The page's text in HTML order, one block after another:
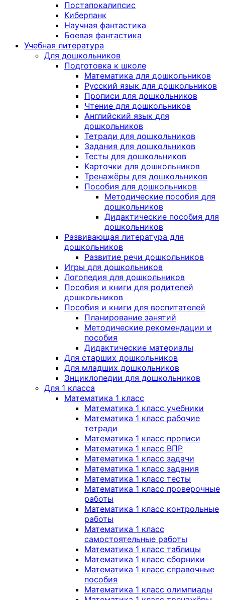
Постапокалипсис
Киберпанк
Научная фантастика
Боевая фантастика
Учебная литература
Для дошкольников
Подготовка к школе
Математика для дошкольников
Русский язык для дошкольников
Прописи для дошкольников
Чтение для дошкольников
Английский язык для
дошкольников
Тетради для дошкольников
Задания для дошкольников
Тесты для дошкольников
Карточки для дошкольников
Тренажёры для дошкольников
Пособия для дошкольников
Методические пособия для
дошкольников
Дидактические пособия для
дошкольников
Развивающая литература для
дошкольников
Развитие речи дошкольников
Игры для дошкольников
Логопедия для дошкольников
Пособия и книги для родителей
дошкольников
Пособия и книги для воспитателей
Планирование занятий
Методические рекомендации и
пособия
Дидактические материалы
Для старших дошкольников
Для младших дошкольников
Энциклопедии для дошкольников
Для 1 класса
Математика 1 класс
Математика 1 класс учебники
Математика 1 класс рабочие
тетради
Математика 1 класс прописи
Математика 1 класс ВПР
Математика 1 класс задачи
Математика 1 класс задания
Математика 1 класс тесты
Математика 1 класс проверочные
работы
Математика 1 класс контрольные
работы
Математика 1 класс
самостоятельные работы
Математика 1 класс таблицы
Математика 1 класс сборники
Математика 1 класс справочные
пособия
Математика 1 класс олимпиады